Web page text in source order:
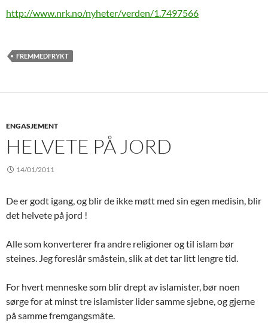
http://www.nrk.no/nyheter/verden/1.7497566
FREMMEDFRYKT
ENGASJEMENT
HELVETE PÅ JORD
14/01/2011
De er godt igang, og blir de ikke møtt med sin egen medisin, blir
det helvete på jord !
Alle som konverterer fra andre religioner og til islam bør
steines. Jeg foreslår småstein, slik at det tar litt lengre tid.
For hvert menneske som blir drept av islamister, bør noen
sørge for at minst tre islamister lider samme sjebne, og gjerne
på samme fremgangsmåte.